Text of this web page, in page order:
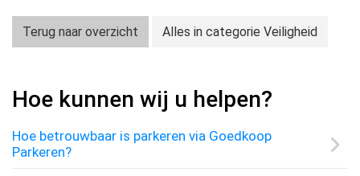
Terug naar overzicht Alles in categorie Veiligheid
Hoe kunnen wij u helpen?
Hoe betrouwbaar is parkeren via Goedkoop
Parkeren?